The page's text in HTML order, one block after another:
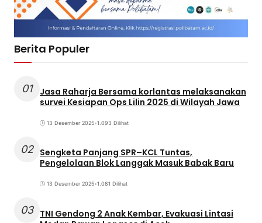
Berita Populer
01
Jasa Raharja Bersama korlantas melaksanakan
survei Kesiapan Ops Lilin 2025 di Wilayah Jawa
13 Desember 2025•1.093 Dilihat
02 Sengketa Panjang SPR–KCL Tuntas,
Pengelolaan Blok Langgak Masuk Babak Baru
13 Desember 2025•1.081 Dilihat
03 TNI Gendong 2 Anak Kembar, Evakuasi Lintasi